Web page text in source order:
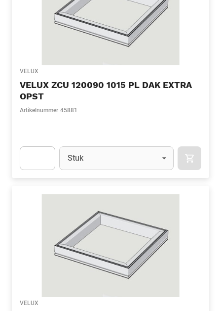
VELUX
VELUX ZCU 120090 1015 PL DAK EXTRA
OPST
Artikelnummer 45881
Eenheid
Stuk
VELUX